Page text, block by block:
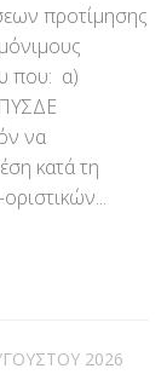
προτίμησης
που: α)
να
κατά τη
2026